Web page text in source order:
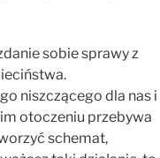
sobie sprawy z
niszczącego dla nas i
otoczeniu przebywa
schemat,